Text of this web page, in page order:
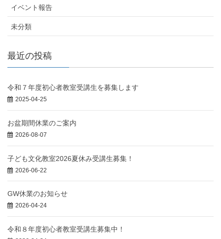
イベント報告
未分類
最近の投稿
令和７年度初心者教室受講生を募集します
2025-04-25
お盆期間休業のご案内
2026-08-07
子ども文化教室2026夏休み受講生募集！
2026-06-22
GW休業のお知らせ
2026-04-24
令和８年度初心者教室受講生募集中！